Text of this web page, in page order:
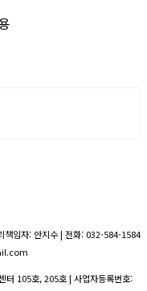
책임자: 안지수 | 전화: 032-584-1584
터 105호, 205호 | 사업자등록번호: